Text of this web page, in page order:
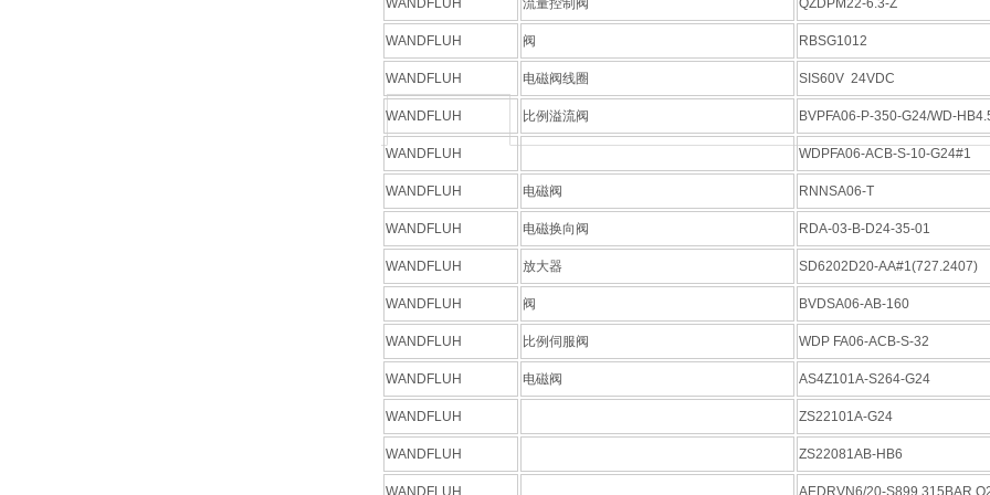
WANDFLUH 流量控制阀 QZDPM22-6.3-Z
WANDFLUH 阀 RBSG1012
WANDFLUH 电磁阀线圈 SIS60V 24VDC
WANDFLUH 比例溢流阀 BVPFA06-P-350-G24/WD-
WANDFLUH WDPFA06-ACB-S-10-G24#1
WANDFLUH 电磁阀 RNNSA06-T
WANDFLUH 电磁换向阀 RDA-03-B-D24-35-01
WANDFLUH 放大器 SD6202D20-AA#1(727.2407)
WANDFLUH 阀 BVDSA06-AB-160
WANDFLUH 比例伺服阀 WDP FA06-ACB-S-32
WANDFLUH 电磁阀 AS4Z101A-S264-G24
WANDFLUH ZS22101A-G24
WANDFLUH ZS22081AB-HB6
WANDFLUH AEDRVN6/20-S899 315BAR